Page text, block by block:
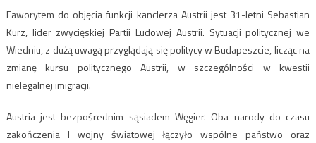
Faworytem do objęcia funkcji kanclerza Austrii jest 31-letni Sebastian
Kurz, lider zwycięskiej Partii Ludowej Austrii. Sytuacji politycznej we
Wiedniu, z dużą uwagą przyglądają się politycy w Budapeszcie, licząc na
zmianę kursu politycznego Austrii, w szczególności w kwestii
nielegalnej imigracji.
Austria jest bezpośrednim sąsiadem Węgier. Oba narody do czasu
zakończenia I wojny światowej łączyło wspólne państwo oraz